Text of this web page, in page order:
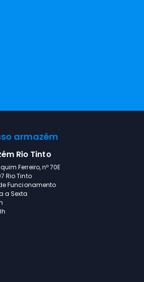
armazém
Rio Tinto
Ferreiro, nº 70E
Rio Tinto
Funcionamento
a Sexta